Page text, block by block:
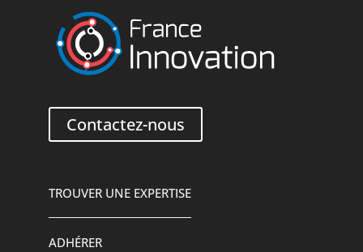
Contactez-nous
TROUVER UNE EXPERTISE
ADHÉRER